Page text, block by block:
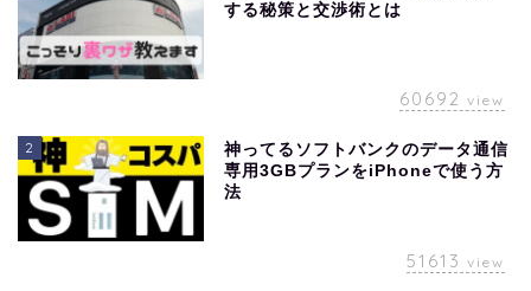
する秘策と交渉術とは
60692 view
2
神ってるソフトバンクのデータ通信
専用3GBプランをiPhoneで使う方
法
51613 view